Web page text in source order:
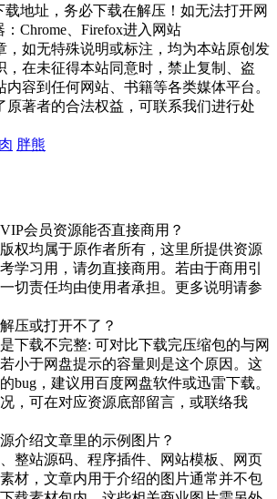
载地址，务必下载在解压！如无法打开网
Chrome、Firefox进入网站
，如无特殊说明或标注，均为本站原创发
，在未征得本站同意时，禁止复制、盗
内容到任何网站、书籍等各类媒体平台。
原著者的合法权益，可联系我们进行处
胖熊
会员资源能否直接商用？
权均属于原作者所有，这里所提供资源
学习用，请勿直接商用。若由于商用引
切责任均由使用者承担。更多说明请参
压或打开不了？
下载不完整: 可对比下载完压缩包的与网
小于网盘提示的容量则是这个原因。这
bug，建议用百度网盘软件或迅雷下载。
，可在对应资源底部留言，或联络我
介绍文章里的示例图片？
整站源码、程序插件、网站模板、网页
材，文章内用于介绍的图片通常并不包